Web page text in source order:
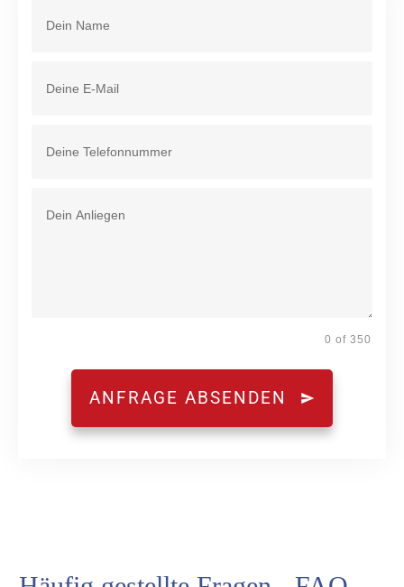
0 of 350
ANFRAGE ABSENDEN